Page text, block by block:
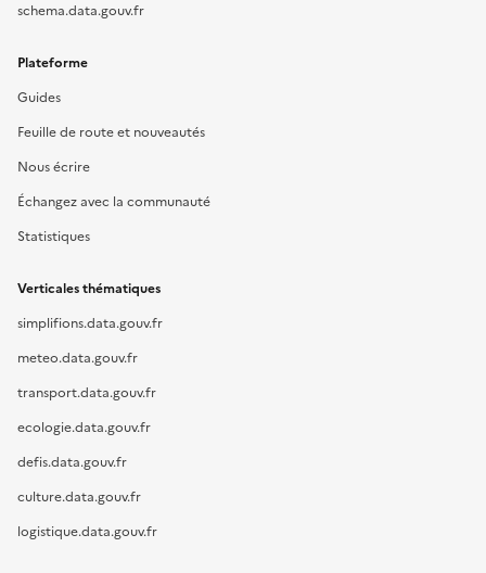
schema.data.gouv.fr
Plateforme
Guides
Feuille de route et nouveautés
Nous écrire
Échangez avec la communauté
Statistiques
Verticales thématiques
simplifions.data.gouv.fr
meteo.data.gouv.fr
transport.data.gouv.fr
ecologie.data.gouv.fr
defis.data.gouv.fr
culture.data.gouv.fr
logistique.data.gouv.fr